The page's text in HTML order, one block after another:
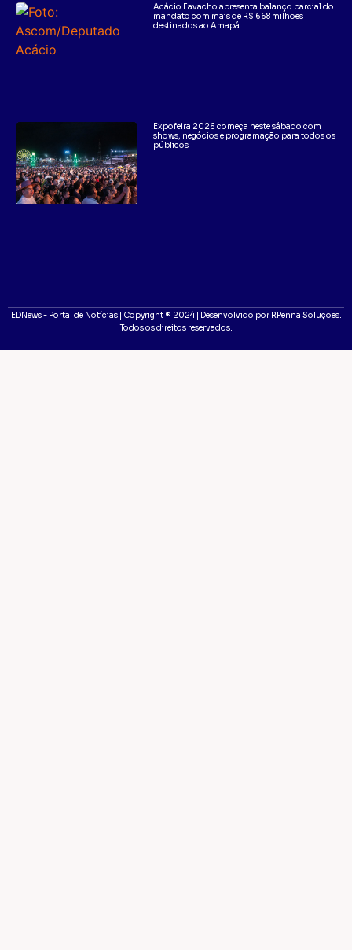
Acácio Favacho apresenta balanço parcial do
mandato com mais de R$ 668 milhões
destinados ao Amapá
Expofeira 2026 começa neste sábado com
shows, negócios e programação para todos os
públicos
EDNews - Portal de Notícias | Copyright ® 2024 | Desenvolvido por RPenna Soluções.
Todos os direitos reservados.